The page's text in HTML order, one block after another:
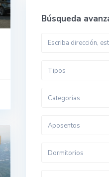
Búsqueda
Tipos
Categorías
Aposentos
Dormitorios